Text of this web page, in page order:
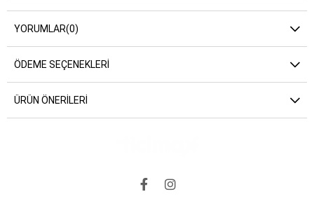
YORUMLAR(0)
ÖDEME SEÇENEKLERI
ÜRÜN ÖNERILERI